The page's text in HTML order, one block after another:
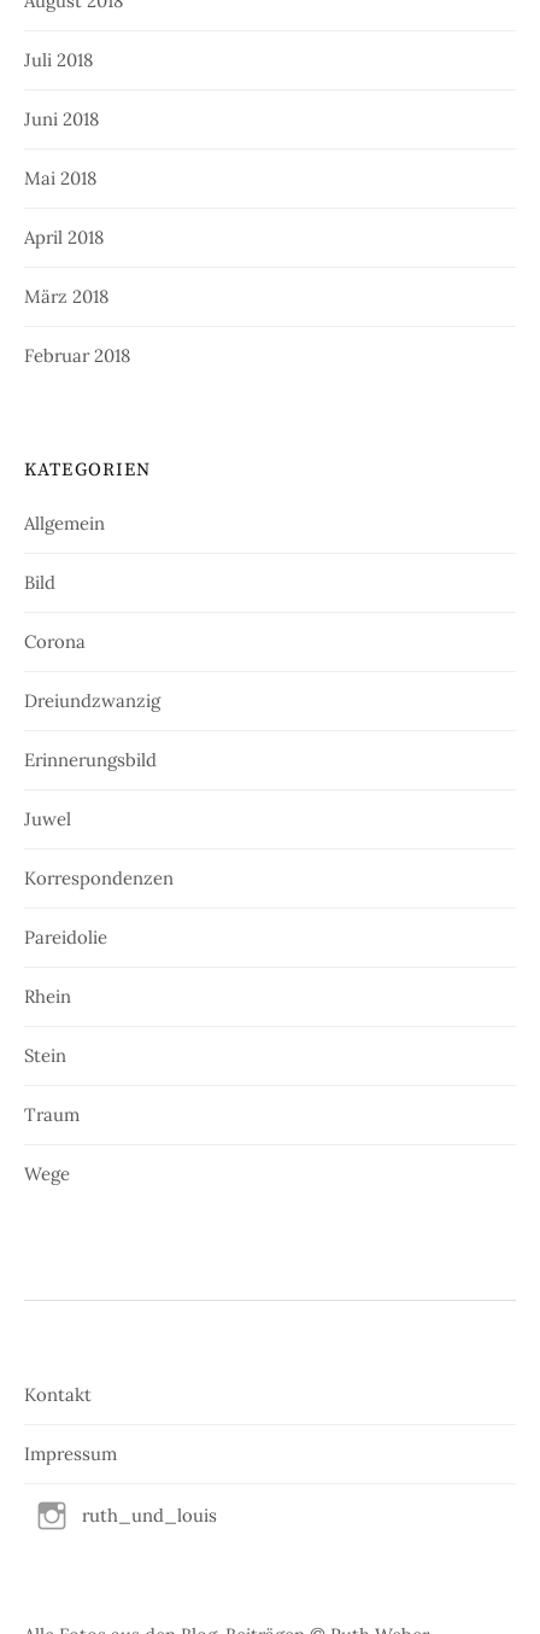
Juli 2018
Juni 2018
Mai 2018
April 2018
März 2018
Februar 2018
KATEGORIEN
Allgemein
Bild
Corona
Dreiundzwanzig
Erinnerungsbild
Juwel
Korrespondenzen
Pareidolie
Rhein
Stein
Traum
Wege
Kontakt
Impressum
ruth_und_louis